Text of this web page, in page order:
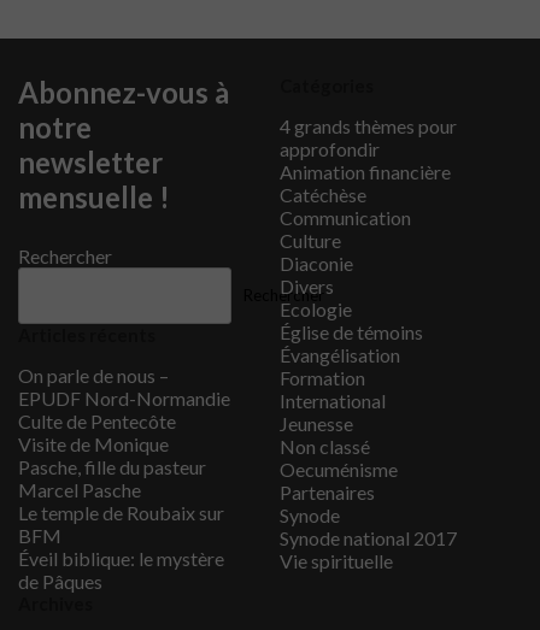
Abonnez-vous à
notre
newsletter
mensuelle !
Rechercher
Rechercher
On parle de nous –
EPUDF Nord-Normandie
Culte de Pentecôte
Visite de Monique
Pasche, fille du pasteur
Marcel Pasche
Le temple de Roubaix sur
BFM
Éveil biblique: le mystère
de Pâques
4 grands thèmes pour
approfondir
Animation financière
Catéchèse
Communication
Culture
Diaconie
Divers
Ecologie
Église de témoins
Évangélisation
Formation
International
Jeunesse
Non classé
Oecuménisme
Partenaires
Synode
Synode national 2017
Vie spirituelle